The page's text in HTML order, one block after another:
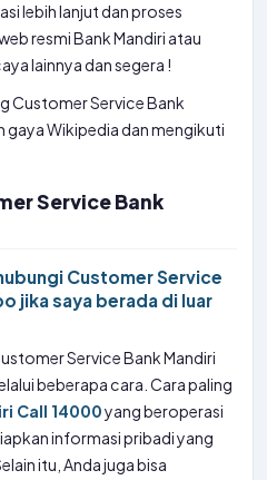
lebih lanjut dan proses
resmi Bank Mandiri atau
lainnya dan segera !
Customer Service Bank
Wikipedia dan mengikuti
Service Bank
Customer Service
jika saya berada di luar
Service Bank Mandiri
beberapa cara. Cara paling
Call 14000yang beroperasi
informasi pribadi yang
itu, Anda juga bisa